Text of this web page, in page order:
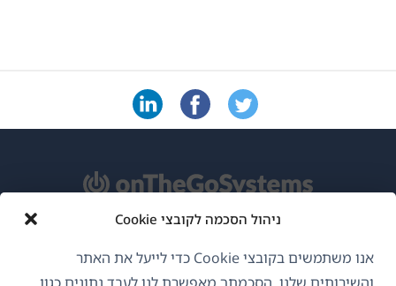
ניהול הסכמה לקובצי Cookie
אנו משתמשים בקובצי Cookie כדי לייעל את האתר
GDPR ומדיניות פרטיות